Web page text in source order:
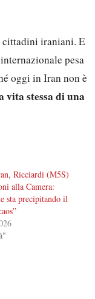
cittadini iraniani. E
pesa
oggi in Iran non è
vita stessa di una
Ricciardi (M5S)
alla Camera:
sta precipitando il